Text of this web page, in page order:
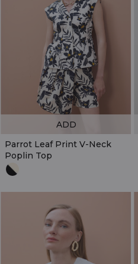
Parrot Leaf Print V-Neck
Poplin Top
ADD